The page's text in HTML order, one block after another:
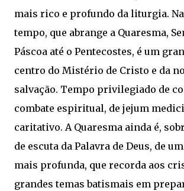
mais rico e profundo da liturgia. Na
tempo, que abrange a Quaresma,
Páscoa até o Pentecostes, é um
centro do Mistério de Cristo e da
salvação. Tempo privilegiado de
combate espiritual, de jejum
caritativo. A Quaresma ainda é,
de escuta da Palavra de Deus, de
mais profunda, que recorda aos
grandes temas batismais em